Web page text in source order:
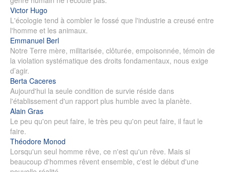
Victor Hugo
L'écologie tend à combler le fossé que l'industrie a creusé entre
l'homme et les animaux.
Emmanuel Berl
Notre Terre mère, militarisée, clôturée, empoisonnée, témoin de
la violation systématique des droits fondamentaux, nous exige
d’agir.
Berta Caceres
Aujourd'hui la seule condition de survie réside dans
l'établissement d'un rapport plus humble avec la planète.
Alain Gras
Le peu qu'on peut faire, le très peu qu'on peut faire, il faut le
faire.
Théodore Monod
Lorsqu'un seul homme rêve, ce n'est qu'un rêve. Mais si
beaucoup d'hommes rêvent ensemble, c'est le début d'une